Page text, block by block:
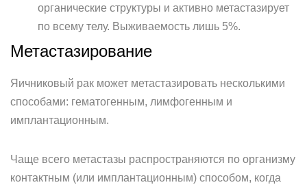
органические структуры и активно метастазирует
по всему телу. Выживаемость лишь 5%.
Метастазирование
Яичниковый рак может метастазировать несколькими
способами: гематогенным, лимфогенным и
имплантационным.
Чаще всего метастазы распространяются по организму
контактным (или имплантационным) способом, когда